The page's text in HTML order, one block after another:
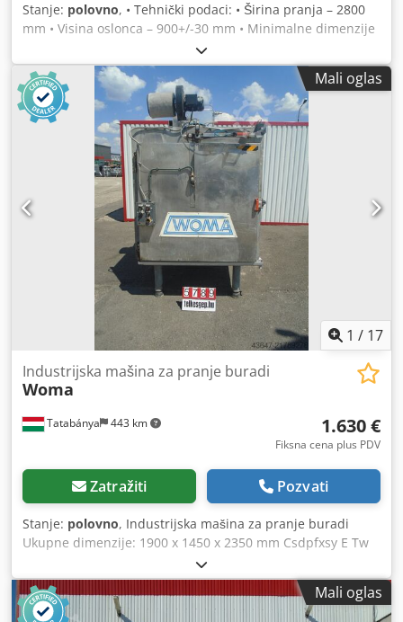
Stanje: polovno, • Tehnički podaci: • Širina pranja – 2800
mm • Visina oslonca – 900+/-30 mm • Minimalne dimenzije
stakla – 360 x 300 mm • Maksimalne dimenzije stakla –
4800 x 2800 mm • Debljina stakla – 2-19 mm • Transportna
brzina – 2-13 m/min Chedpfxow Adn Re Ac Dea • Strana
upravljanja – leva • Podesiva visina gornjeg okvira izvlači se
do – 400 mm • Broj prskalica – 2 kom. • Broj jedinica za
pranje – 2 kom. • Broj sušilica – 5 kom. • Podešavanje
valjaka četke – pneumatsko • Širina mašine – 3760 mm •
Dužina mašine – 3480 mm • Visina mašine/sa platformom
ventilatora – 1480 mm / 3900 mm • Cena na upit
Mali oglas
1 / 17
Tatabánya 443 km
Industrijska mašina za pranje buradi
Woma
1.630 €
Fiksna cena plus PDV
Zatražiti Pozvati
Stanje: polovno, Industrijska mašina za pranje buradi
Ukupne dimenzije: 1900 x 1450 x 2350 mm Csdpfxsy E Tw
Mali oglas